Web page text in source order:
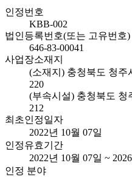
인정번호
KBB-002
법인등록번호(또는 고유번호)
646-83-00041
사업장소재지
(소재지) 충청북도 청주
220
(부속시설) 충청북도 청
212
최초인정일자
2022년 10월 07일
인정유효기간
2022년 10월 07일 ~
인정 분야